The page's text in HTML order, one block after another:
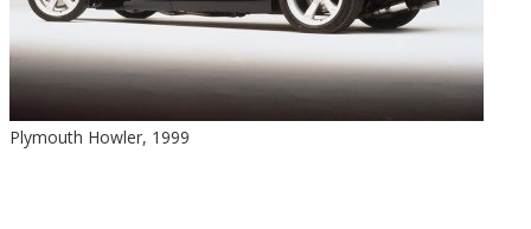
Plymouth Howler, 1999